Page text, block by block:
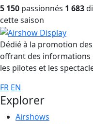
5 150 passionnés 1 683
cette saison
Dédié à la promotion
offrant des informations
les pilotes et les
FR EN
Explorer
Airshows